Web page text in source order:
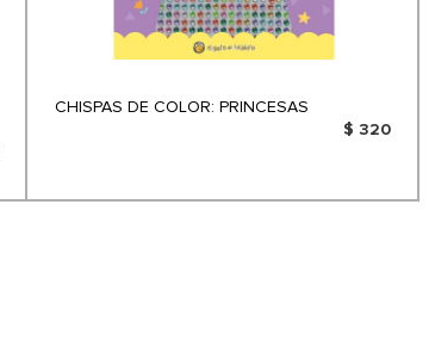
CHISPAS DE COLOR: PRINCESAS
$ 320